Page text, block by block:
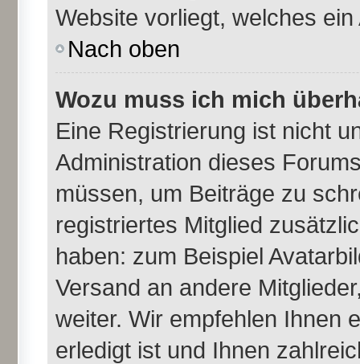
Website vorliegt, welches
Nach oben
Wozu muss ich mich
Eine Registrierung ist nicht
Administration dieses
müssen, um Beiträge zu
registriertes Mitglied
haben: zum Beispiel
Versand an andere
weiter. Wir empfehlen Ihnen
erledigt ist und Ihnen